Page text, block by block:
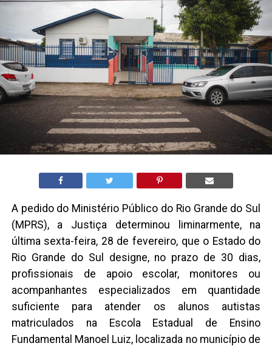
A pedido do Ministério Público do Rio Grande do Sul
(MPRS), a Justiça determinou liminarmente, na
última sexta-feira, 28 de fevereiro, que o Estado do
Rio Grande do Sul designe, no prazo de 30 dias,
profissionais de apoio escolar, monitores ou
acompanhantes especializados em quantidade
suficiente para atender os alunos autistas
matriculados na Escola Estadual de Ensino
Fundamental Manoel Luiz, localizada no município de